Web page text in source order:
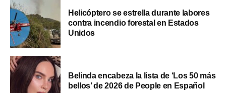
Helicóptero se estrella durante labores
contra incendio forestal en Estados
Unidos
Belinda encabeza la lista de ‘Los 50 más
bellos’ de 2026 de People en Español